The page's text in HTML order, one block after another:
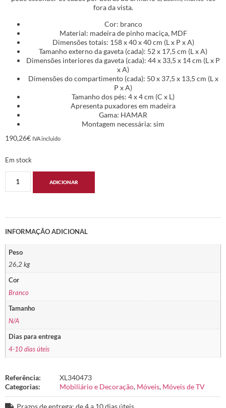
fora da vista.
Cor: branco
Material: madeira de pinho maciça, MDF
Dimensões totais: 158 x 40 x 40 cm (L x P x A)
Tamanho externo da gaveta (cada): 52 x 17,5 cm (L x A)
Dimensões interiores da gaveta (cada): 44 x 33,5 x 14 cm (L x P
x A)
Dimensões do compartimento (cada): 50 x 37,5 x 13,5 cm (L x
P x A)
Tamanho dos pés: 4 x 4 cm (C x L)
Apresenta puxadores em madeira
Gama: HAMAR
Montagem necessária: sim
190,26€ IVA incluido
Em stock
ADICIONAR
INFORMAÇÃO ADICIONAL
Peso
26,2 kg
Cor
Branco
Tamanho
N/A
Dias para entrega
4-10 dias úteis
Referência:
XL340473
Categorias:
Mobiliário e Decoração, Móveis, Móveis de TV
Prazos de entrega: de 4 a 10 dias úteis